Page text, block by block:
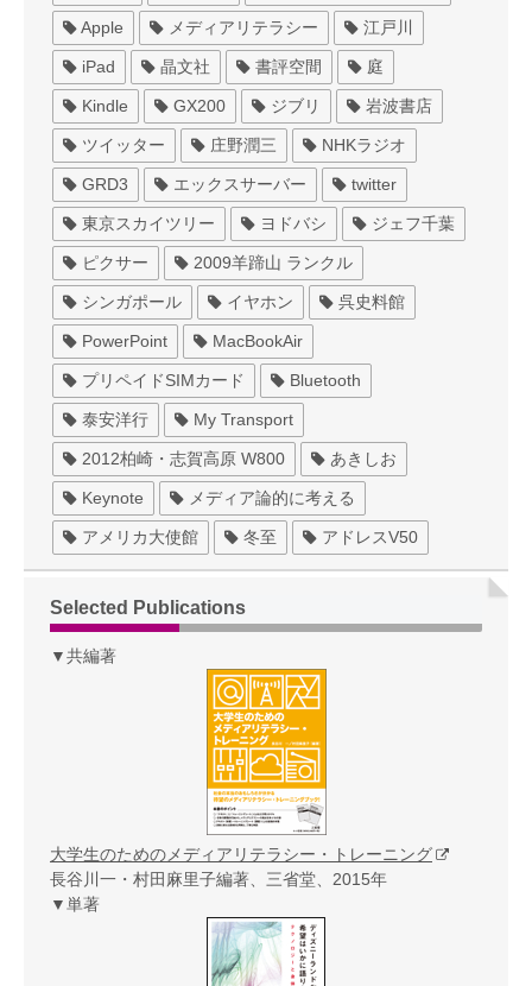
Apple メディアリテラシー 江戸川
iPad 晶文社 書評空間 庭
Kindle GX200 ジブリ 岩波書店
ツイッター 庄野潤三 NHKラジオ
GRD3 エックスサーバー twitter
東京スカイツリー ヨドバシ ジェフ千葉
ピクサー 2009羊蹄山 ランクル
シンガポール イヤホン 呉史料館
PowerPoint MacBookAir
プリペイドSIMカード Bluetooth
泰安洋行 My Transport
2012柏崎・志賀高原 W800 あきしお
Keynote メディア論的に考える
アメリカ大使館 冬至 アドレスV50
Selected Publications
▼共編著
大学生のためのメディアリテラシー・トレーニング
長谷川一・村田麻里子編著、三省堂、2015年
▼単著